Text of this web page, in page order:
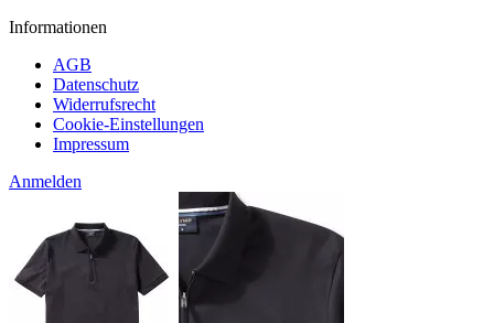
Informationen
AGB
Datenschutz
Widerrufsrecht
Cookie-Einstellungen
Impressum
Anmelden